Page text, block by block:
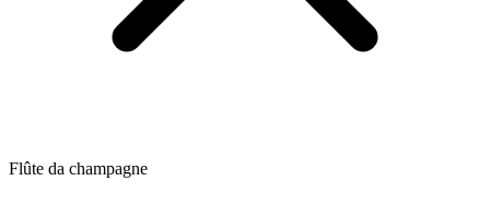
Flûte da champagne